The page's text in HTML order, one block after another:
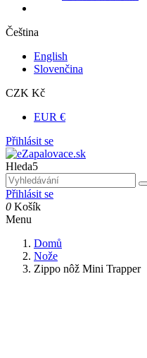
Čeština
English
Slovenčina
CZK Kč
EUR €
Přihlásit se
Hleda5
Přihlásit se
0 Košík
Menu
Domů
Nože
Zippo nôž Mini Trapper